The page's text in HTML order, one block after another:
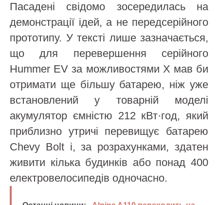
Пасадені свідомо зосередилась на
демонстрації ідей, а не передсерійного
прототипу. У тексті лише зазначається,
що для перевершення серійного
Hummer EV за можливостями X мав би
отримати ще більшу батарею, ніж уже
встановлений у товарній моделі
акумулятор ємністю 212 кВт·год, який
приблизно утричі перевищує батарею
Chevy Bolt і, за розрахунками, здатен
живити кілька будинків або понад 400
електровелосипедів одночасно.